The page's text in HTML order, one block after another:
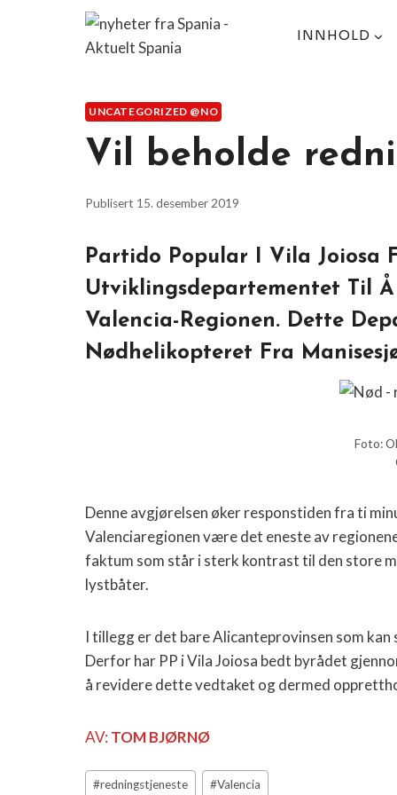
INNHOLD
UNCATEGORIZED @NO
Vil beholde
Publisert 15. desember 2019
Partido Popular I Vila Joiosa
Utviklingsdepartementet Til
Valencia-Regionen. Dette
Nødhelikopteret Fra
Foto:
Denne avgjørelsen øker responstiden fra ti
Valenciaregionen være det eneste av
faktum som står i sterk kontrast til den store
lystbåter.
I tillegg er det bare Alicanteprovinsen som
Derfor har PP i Vila Joiosa bedt byrådet
å revidere dette vedtaket og dermed
AV: TOM BJØRNØ
Post
#redningstjeneste #Valencia